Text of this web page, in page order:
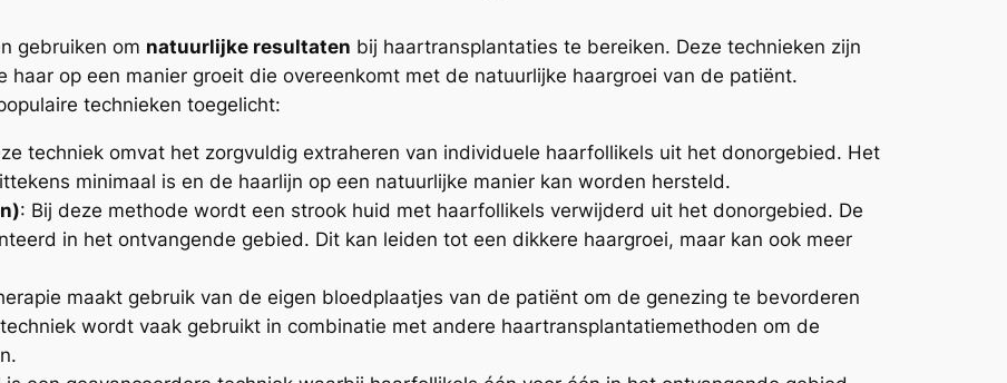
gebruiken om natuurlijke resultaten bij haartransplantaties te bereiken. Deze technieken zijn
op een manier groeit die overeenkomt met de natuurlijke haargroei van de patiënt.
technieken toegelicht:
techniek omvat het zorgvuldig extraheren van individuele haarfollikels uit het donorgebied. Het
minimaal is en de haarlijn op een natuurlijke manier kan worden hersteld.
: Bij deze methode wordt een strook huid met haarfollikels verwijderd uit het donorgebied. De
in het ontvangende gebied. Dit kan leiden tot een dikkere haargroei, maar kan ook meer
maakt gebruik van de eigen bloedplaatjes van de patiënt om de genezing te bevorderen
wordt vaak gebruikt in combinatie met andere haartransplantatiemethoden om de